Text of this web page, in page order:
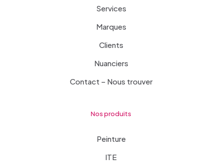
Services
Marques
Clients
Nuanciers
Contact – Nous trouver
Nos produits
Peinture
ITE